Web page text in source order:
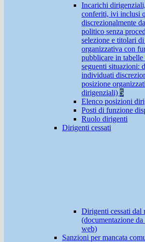
Incarichi
conferiti, ivi inclusi
discrezionalmente
politico senza
selezione e titolari
organizzativa con
pubblicare in
seguenti situazioni:
individuati
posizione
dirigenziali) 5
Elenco posizioni
Posti di funzione
Ruolo dirigenti
Dirigenti cessati
Dirigenti cessati dal
(documentazione
web)
Sanzioni per mancata